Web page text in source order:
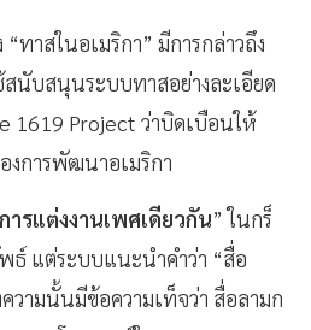
ทาสในอเมริกา” มีการกล่าวถึง
นับสนุนระบบทาสอย่างละเอียด
1619 Project ว่าบิดเบือนให้
งการพัฒนาอเมริกา
การแต่งงานเพศเดียวกัน” ในกร็
แต่ระบบแนะนำคำว่า “สื่อ
วามนั้นมีข้อความเท็จว่า สื่อลามก